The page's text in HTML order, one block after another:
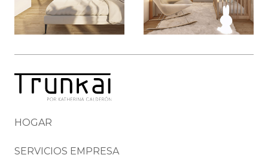
HOGAR
SERVICIOS EMPRESA